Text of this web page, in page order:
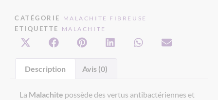
CATÉGORIE MALACHITE FIBREUSE
ETIQUETTE MALACHITE
Description Avis (0)
La Malachite possède des vertus antibactériennes et